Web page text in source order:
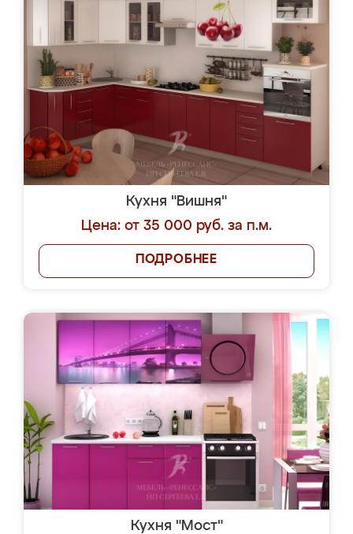
Кухня "Вишня"
Цена: от 35 000 руб. за п.м.
ПОДРОБНЕЕ
Кухня "Мост"